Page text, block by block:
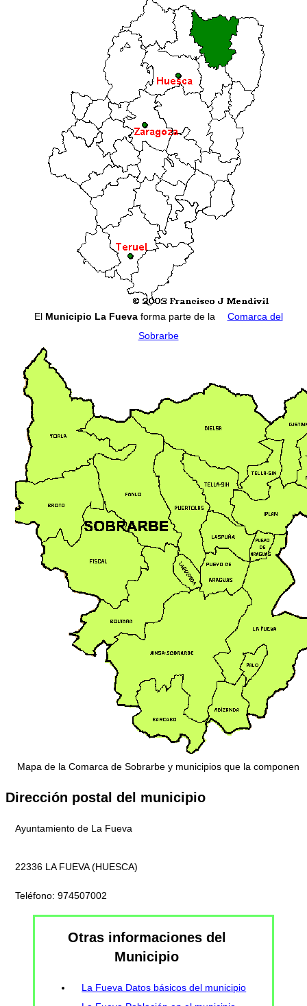
El Municipio La Fuevaforma parte de la
Comarca del
Sobrarbe
Mapa de la Comarca de Sobrarbe y municipios que la componen
Dirección postal del municipio
Ayuntamiento de La Fueva
22336 LA FUEVA (HUESCA)
Teléfono: 974507002
Otras informaciones del
Municipio
La Fueva Datos básicos del municipio